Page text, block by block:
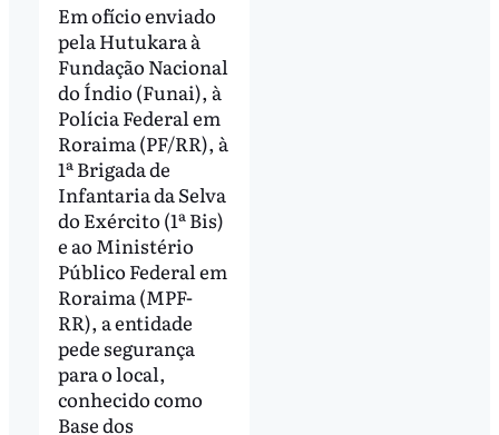
Em ofício enviado
pela Hutukara à
Fundação Nacional
do Índio (Funai), à
Polícia Federal em
Roraima (PF/RR), à
1ª Brigada de
Infantaria da Selva
do Exército (1ª Bis)
e ao Ministério
Público Federal em
Roraima (MPF-
RR), a entidade
pede segurança
para o local,
conhecido como
Base dos